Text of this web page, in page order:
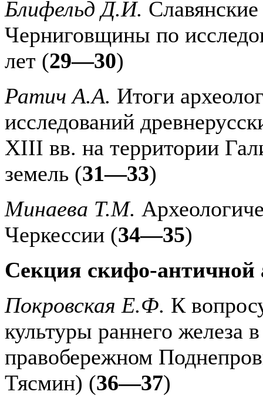
Блифельд Д.И.
Черниговщины по
лет (29—30)
Ратич А.А. Итоги
исследований
XIII вв. на территории
земель (31—33)
Минаева Т.М.
Черкессии (34—35)
Секция скифо-античной
Покровская Е.Ф. К
культуры раннего железа
правобережном
Тясмин) (36—37)